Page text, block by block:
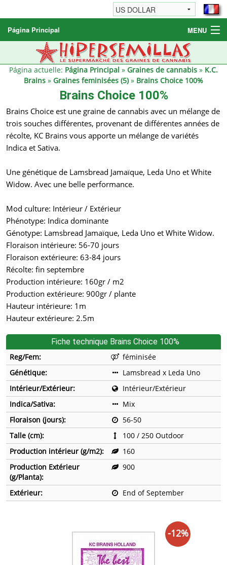
Página Principal MENU
Graines de cannabis
Autres produits
Página actuelle: Página Principal » Graines de cannabis » K.C.
Brains » Graines feminisées (5)» Brains Choice 100%
Brains Choice 100%
Brains Choice est une graine de cannabis avec un mélange de
trois souches différentes, provenant de différentes années de
récolte, KC Brains vous apporte un mélange de variétés
Indica et Sativa.
Une génétique de Lamsbread Jamaïque, Leda Uno et White
Widow. Avec une belle performance.
Mod culture: Intérieur / Extérieur
Phénotype: Indica dominante
Génotype: Lamsbread Jamaïque, Leda Uno et White Widow.
Floraison intérieure: 56-70 jours
Floraison extérieure: 63-84 jours
Récolte: fin septembre
Production intérieure: 160gr / m2
Production extérieure: 900gr / plante
Hauteur intérieure: 1m
Hauteur extérieure: 2.5m
Fiche technique Brains Choice 100%
Reg/Fem:
féminisée
Génétique:
Lamsbread x Leda Uno
Intérieur/Extérieur:
Intérieur/Extérieur
Indica/Sativa:
Mix
Floraison (jours):
56-50
Talle (cm):
100 / 250 Outdoor
Production intérieur (g/m2):
160
Production Extérieur
(g/Planta):
900
Extérieur: End of September
-12%